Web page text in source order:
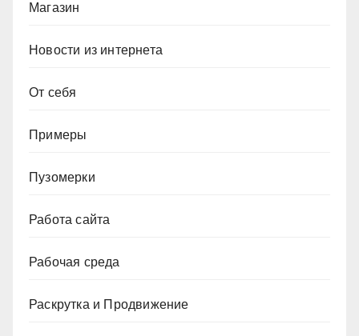
Магазин
Новости из интернета
От себя
Примеры
Пузомерки
Работа сайта
Рабочая среда
Раскрутка и Продвижение